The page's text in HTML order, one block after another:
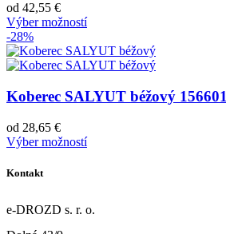
od 42,55 €
Výber možností
-28%
Koberec SALYUT béžový 156601
od 28,65 €
Výber možností
Kontakt
e-DROZD s. r. o.